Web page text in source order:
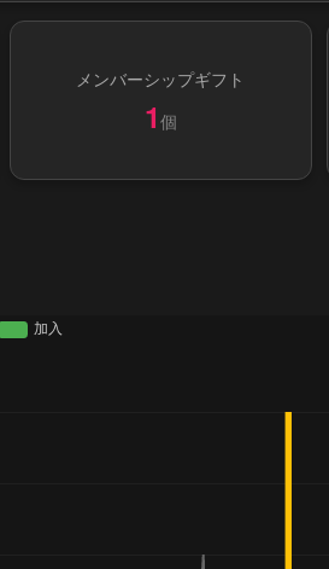
メンバーシップギフト
1 個